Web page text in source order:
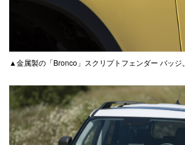
▲金属製の「Bronco」スクリプトフェンダー バッジ。